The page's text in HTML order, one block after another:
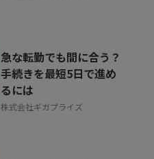
急な転勤でも間に合う？
手続きを最短5日で進め
るには
株式会社ギガプライズ